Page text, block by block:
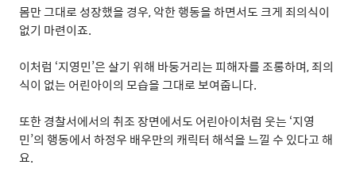
몸만 그대로 성장했을 경우,악한 행동을 하면서도 크게 죄의식이
없기 마련이죠.
이처럼 ‘지영민’은 살기 위해 바둥거리는 피해자를 조롱하며,죄의
식이 없는 어린아이의 모습을 그대로 보여줍니다.
또한 경찰서에서의 취조 장면에서도 어린아이처럼 웃는 ‘지영
민’의 행동에서 하정우 배우만의 캐릭터 해석을 느낄 수 있다고 해
요.